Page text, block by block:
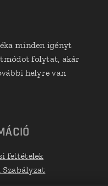
minden igényt
folytat, akár
helyre van
feltételek